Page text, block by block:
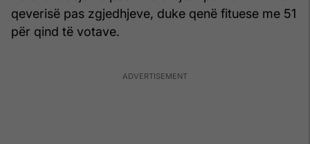
qeverisë pas zgjedhjeve, duke qenë fituese me 51
për qind të votave.